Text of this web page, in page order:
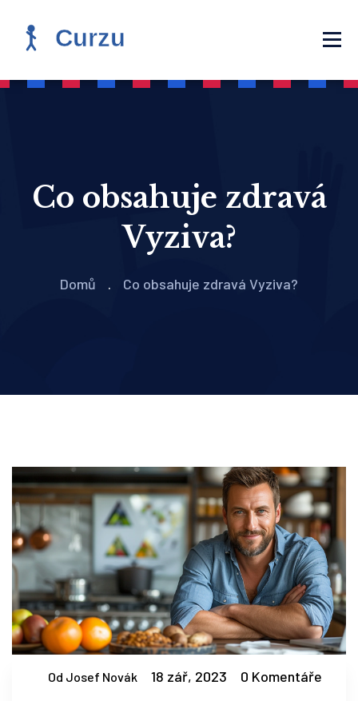
Co obsahuje zdravá
Vyziva?
Domů Co obsahuje zdravá Vyziva?
Od Josef Novák 18 zář, 2023 0 Komentáře